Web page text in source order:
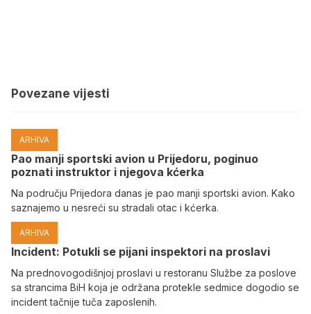
Povezane vijesti
ARHIVA
Pao manji sportski avion u Prijedoru, poginuo
poznati instruktor i njegova kćerka
Na području Prijedora danas je pao manji sportski avion. Kako
saznajemo u nesreći su stradali otac i kćerka.
ARHIVA
Incident: Potukli se pijani inspektori na proslavi
Na prednovogodišnjoj proslavi u restoranu Službe za poslove
sa strancima BiH koja je održana protekle sedmice dogodio se
incident tačnije tuča zaposlenih.